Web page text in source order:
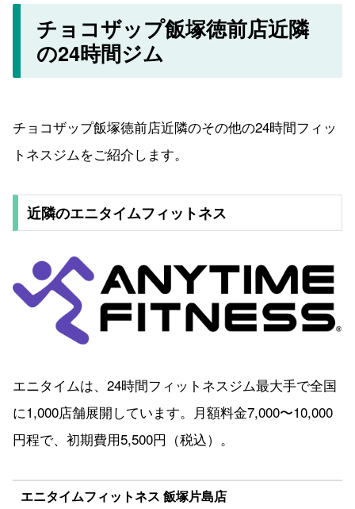
チョコザップ飯塚徳前店近隣
の24時間ジム
チョコザップ飯塚徳前店近隣のその他の24時間フィッ
トネスジムをご紹介します。
近隣のエニタイムフィットネス
エニタイムは、24時間フィットネスジム最大手で全国
に1,000店舗展開しています。月額料金7,000〜10,000
円程で、初期費用5,500円（税込）。
エニタイムフィットネス 飯塚片島店